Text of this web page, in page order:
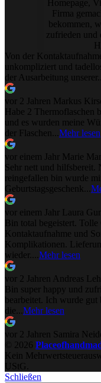
Homepage,
Firma
bekommen,
zufrieden und
Von der
unkompliziert und
der Ausarbeitung unserer...
vor 2 Jahren Markus
Habe 2 Thermoflaschen
und es wurden meine
der Flaschen... Mehr lesen
vor einem Jahr
Marie
Sehr nett und hilfsbereit.
reingefallen bin wurde
Geburtstagsgeschenk...
vor einem Jahr
Laura
Bin total begeistert.
Kontaktaufnahme und
Komplikationen.
wieder.... Mehr lesen
vor 2 Jahren Andreas
Bin super happy und
bearbeitet. Ich wurde gut
die... Mehr lesen
vor 2 Jahren Samira
© 2026
Kein
UStG.
Schließen